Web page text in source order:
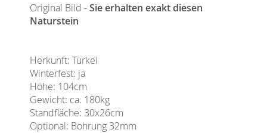
Original Bild -Sie erhalten exakt diesen
Naturstein
Herkunft: Türkei
Winterfest: ja
Höhe: 104cm
Gewicht: ca. 180kg
Standfläche: 30x26cm
Optional: Bohrung 32mm